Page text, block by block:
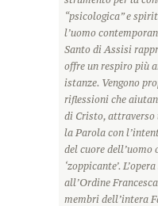
“psicologica” e
l’uomo
Santo di Assisi
offre un respiro più
istanze. Vengono
riflessioni che
di Cristo, attraverso
la Parola con
del cuore
‘zoppicante’.
all’Ordine
membri dell’intera